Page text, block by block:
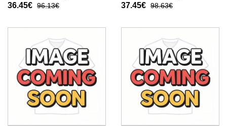
Kinder 2025-26 Kurzarm (+
36.45€ 96.13€
Kinder 2025-26 Langarm (+
37.45€ 98.63€